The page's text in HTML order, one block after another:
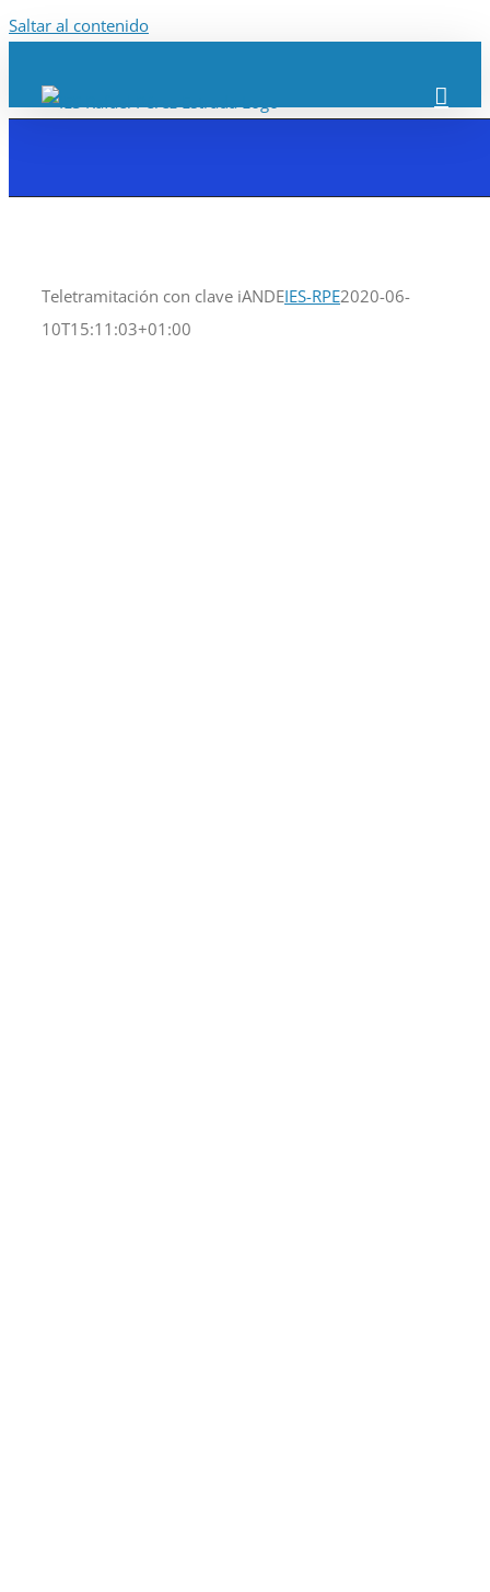
Saltar al contenido
Teletramitación con clave iANDEIES-RPE2020-06-
10T15:11:03+01:00